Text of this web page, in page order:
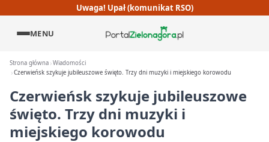
Uwaga! Upał (komunikat RSO)
MENU
Strona główna Wiadomości
Czerwieńsk szykuje jubileuszowe święto. Trzy dni muzyki i miejskiego korowodu
Czerwieńsk szykuje jubileuszowe
święto. Trzy dni muzyki i
miejskiego korowodu